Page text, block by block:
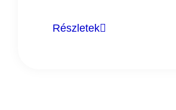
Részletek